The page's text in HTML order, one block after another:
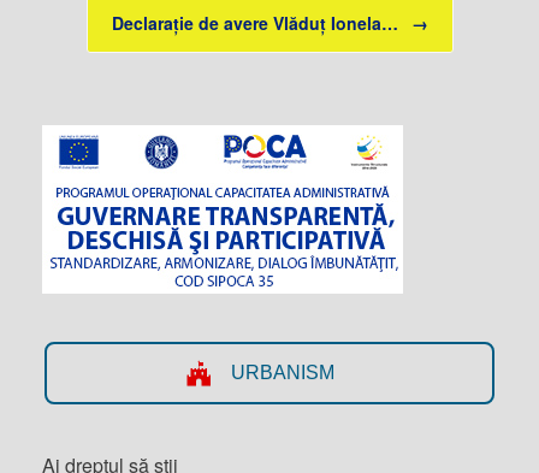
Declarație de avere Vlăduț Ionela… →
URBANISM
Ai dreptul să știi